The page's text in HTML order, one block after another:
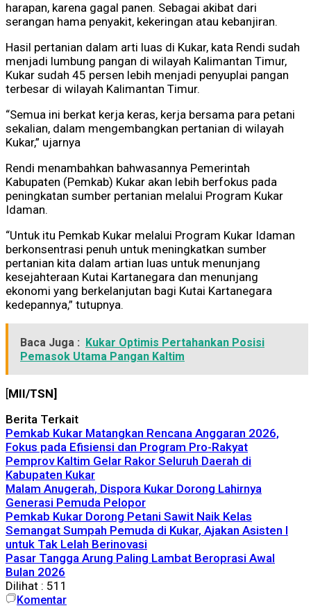
harapan, karena gagal panen. Sebagai akibat dari
serangan hama penyakit, kekeringan atau kebanjiran.
Hasil pertanian dalam arti luas di Kukar, kata Rendi sudah
menjadi lumbung pangan di wilayah Kalimantan Timur,
Kukar sudah 45 persen lebih menjadi penyuplai pangan
terbesar di wilayah Kalimantan Timur.
“Semua ini berkat kerja keras, kerja bersama para petani
sekalian, dalam mengembangkan pertanian di wilayah
Kukar,” ujarnya
Rendi menambahkan bahwasannya Pemerintah
Kabupaten (Pemkab) Kukar akan lebih berfokus pada
peningkatan sumber pertanian melalui Program Kukar
Idaman.
“Untuk itu Pemkab Kukar melalui Program Kukar Idaman
berkonsentrasi penuh untuk meningkatkan sumber
pertanian kita dalam artian luas untuk menunjang
kesejahteraan Kutai Kartanegara dan menunjang
ekonomi yang berkelanjutan bagi Kutai Kartanegara
kedepannya,” tutupnya.
Baca Juga :
Kukar Optimis Pertahankan Posisi
Pemasok Utama Pangan Kaltim
[MII/TSN]
Berita Terkait
Pemkab Kukar Matangkan Rencana Anggaran 2026,
Fokus pada Efisiensi dan Program Pro-Rakyat
Pemprov Kaltim Gelar Rakor Seluruh Daerah di
Kabupaten Kukar
Malam Anugerah, Dispora Kukar Dorong Lahirnya
Generasi Pemuda Pelopor
Pemkab Kukar Dorong Petani Sawit Naik Kelas
Semangat Sumpah Pemuda di Kukar, Ajakan Asisten I
untuk Tak Lelah Berinovasi
Pasar Tangga Arung Paling Lambat Beroprasi Awal
Bulan 2026
Dilihat : 511
Komentar